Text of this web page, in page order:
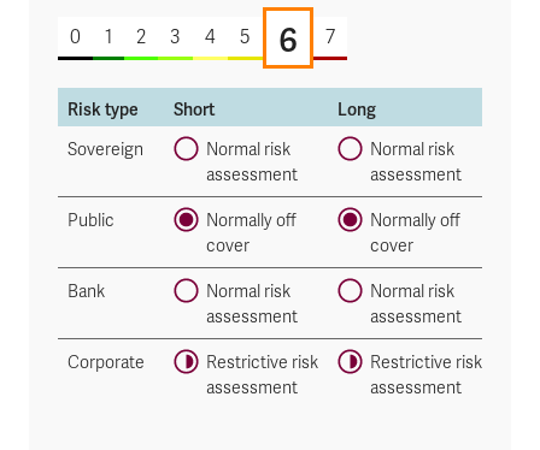
0 1 2 3 4 5 6 7
Risk type Short Long
Sovereign
Normal risk
assessment
Normal risk
assessment
Public
Normally off
cover
Normally off
cover
Bank
Normal risk
assessment
Normal risk
assessment
Corporate
Restrictive risk
assessment
Restrictive risk
assessment